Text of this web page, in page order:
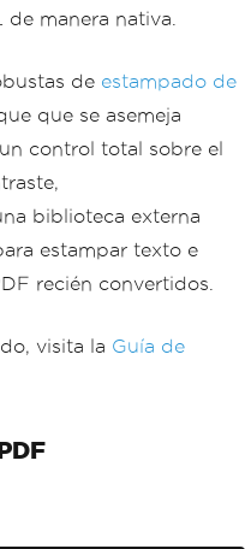
);
manera nativa.
de estampado de
que se asemeja
control total sobre el
biblioteca externa
estampar texto e
recién convertidos.
visita la Guía de